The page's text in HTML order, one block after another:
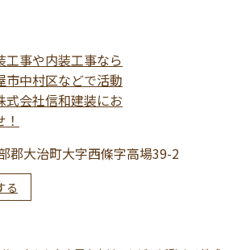
郡大治町大字西條字高場39-2
る